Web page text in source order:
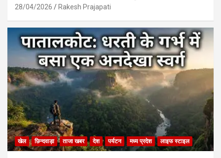
28/04/2026 Rakesh Prajapati
खेल छिन्दवाड़ा ताजा खबर देश पर्यटन मध्य प्रदेश लाइफ स्टाइल